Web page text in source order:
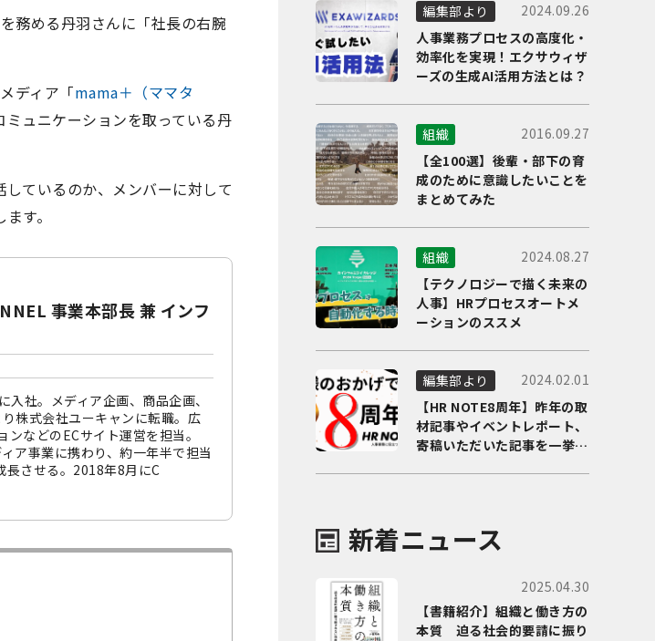
務める丹羽さんに「社長の右腕
ディア「mama＋（ママタ
ュニケーションを取っている丹
ているのか、メンバーに対して
す。
事業本部長 兼 インフ
社。メディア企画、商品企画、
株式会社ユーキャンに転職。広
などのECサイト運営を担当。
ア事業に携わり、約一年半で担当
長させる。2018年8月にC
編集部より
2024.09.26
人事業務プロセスの高度化・
効率化を実現！エクサウィザ
ーズの生成AI活用方法とは？
組織
2016.09.27
【全100選】後輩・部下の育
成のために意識したいことを
まとめてみた
組織
2024.08.27
【テクノロジーで描く未来の
人事】HRプロセスオートメ
ーションのススメ
編集部より
2024.02.01
【HR NOTE8周年】昨年の取
材記事やイベントレポート、
寄稿いただいた記事を一挙に
新着ニュース
2025.04.30
【書籍紹介】組織と働き方の
本質 迫る社会的要請に振り